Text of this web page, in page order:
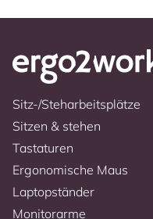
Sitz-/Steharbeitsplätze
Sitzen & stehen
Tastaturen
Ergonomische Maus
Laptopständer
Monitorarme